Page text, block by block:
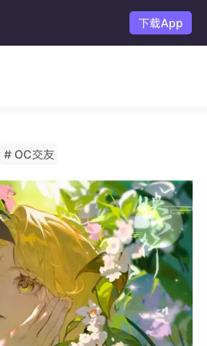
下载App
# OC交友